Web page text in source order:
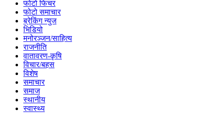
फोटो फिचर
फोटो समाचार
ब्रेकिंग न्युज
भिडियो
मनोरञ्जन/साहित्य
राजनीति
वातावरण-कृषि
विचार/बहस
विशेष
समाचार
समाज
स्थानीय
स्वास्थ्य